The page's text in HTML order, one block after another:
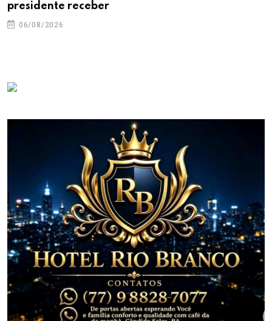
presidente receber
06/08/2026